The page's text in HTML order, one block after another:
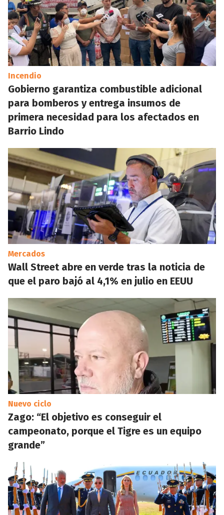
Incendio
Gobierno garantiza combustible adicional
para bomberos y entrega insumos de
primera necesidad para los afectados en
Barrio Lindo
Mercados
Wall Street abre en verde tras la noticia de
que el paro bajó al 4,1% en julio en EEUU
Nuevo ciclo
Zago: “El objetivo es conseguir el
campeonato, porque el Tigre es un equipo
grande”